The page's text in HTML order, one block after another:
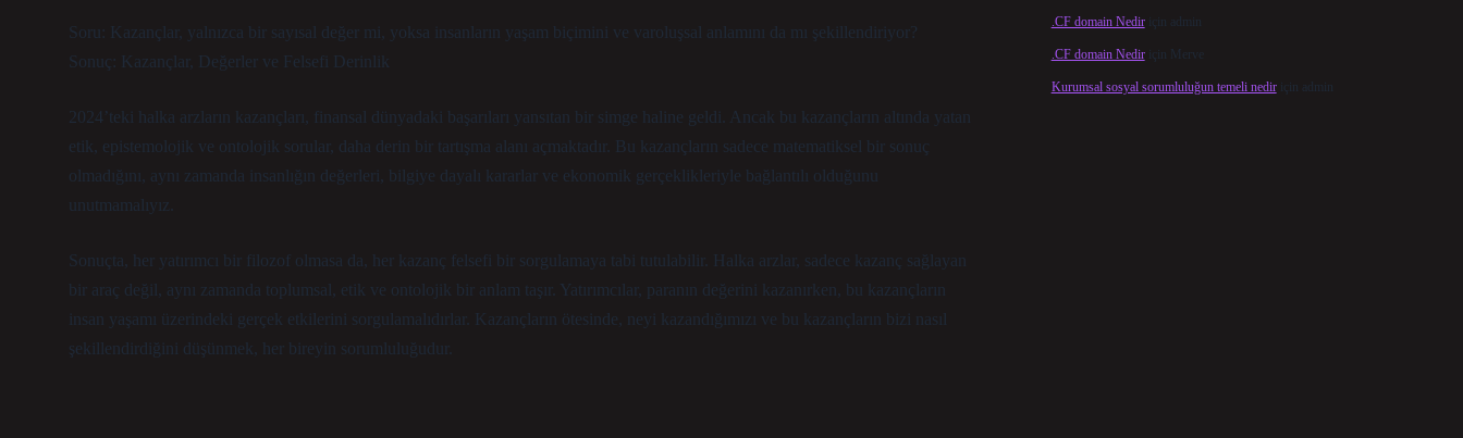
Soru: Kazançlar, yalnızca bir sayısal değer mi, yoksa insanların yaşam biçimini ve varoluşsal anlamını da mı şekillendiriyor?
Sonuç: Kazançlar, Değerler ve Felsefi Derinlik
2024’teki halka arzların kazançları, finansal dünyadaki başarıları yansıtan bir simge haline geldi. Ancak bu kazançların altında yatan
etik, epistemolojik ve ontolojik sorular, daha derin bir tartışma alanı açmaktadır. Bu kazançların sadece matematiksel bir sonuç
olmadığını, aynı zamanda insanlığın değerleri, bilgiye dayalı kararlar ve ekonomik gerçeklikleriyle bağlantılı olduğunu
unutmamalıyız.
Sonuçta, her yatırımcı bir filozof olmasa da, her kazanç felsefi bir sorgulamaya tabi tutulabilir. Halka arzlar, sadece kazanç sağlayan
bir araç değil, aynı zamanda toplumsal, etik ve ontolojik bir anlam taşır. Yatırımcılar, paranın değerini kazanırken, bu kazançların
insan yaşamı üzerindeki gerçek etkilerini sorgulamalıdırlar. Kazançların ötesinde, neyi kazandığımızı ve bu kazançların bizi nasıl
şekillendirdiğini düşünmek, her bireyin sorumluluğudur.
.CF domain Nediriçin admin
.CF domain Nediriçin Merve
Kurumsal sosyal sorumluluğun temeli nediriçin admin